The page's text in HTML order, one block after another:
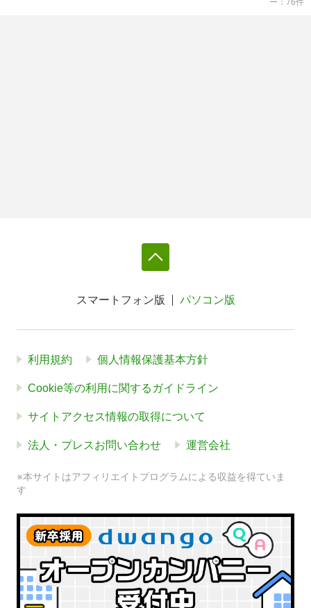
スマートフォン版 パソコン版
利用規約 個人情報保護基本方針
Cookie等の利用に関するガイドライン
サイトアクセス情報の取得について
法人・プレスお問い合わせ 運営会社
※本サイトはアフィリエイトプログラムによる収益を得ていま
す